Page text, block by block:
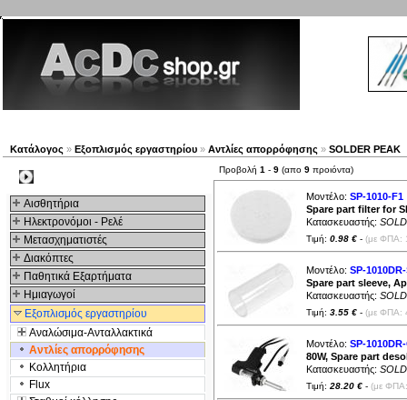
Κατάλογος » Εξοπλισμός εργαστηρίου » Αντλίες απορρόφησης » SOLDER PEAK
Αισθητήρια
Ηλεκτρονόμοι - Ρελέ
Μετασχηματιστές
Διακόπτες
Παθητικά Εξαρτήματα
Hμιαγωγοί
Εξοπλισμός εργαστηρίου
Αναλώσιμα-Ανταλλακτικά
Αντλίες απορρόφησης
Κολλητήρια
Flux
Προβολή 1 - 9 (απο 9 προιόντα)
Μοντέλο: SP-1010-F1
Spare part filter for
Κατασκευαστής:
Τιμή: 0.98 € - (με ΦΠΑ:
Μοντέλο: SP-
Spare part sleeve,
Κατασκευαστής:
Τιμή: 3.55 € - (με ΦΠΑ:
Μοντέλο: SP-
80W, Spare part
Κατασκευαστής:
Τιμή: 28.20 € - (με